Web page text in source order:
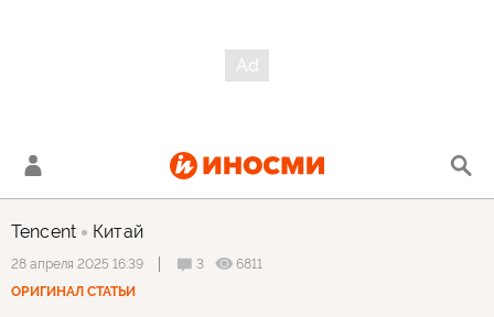
Tencent Китай
28 апреля 2025 16:39 3
6811
ОРИГИНАЛ СТАТЬИ